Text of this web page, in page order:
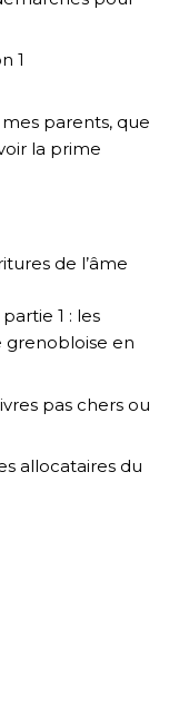
1
mes parents, que
la prime
de l’âme
1 : les
grenobloise en
pas chers ou
allocataires du